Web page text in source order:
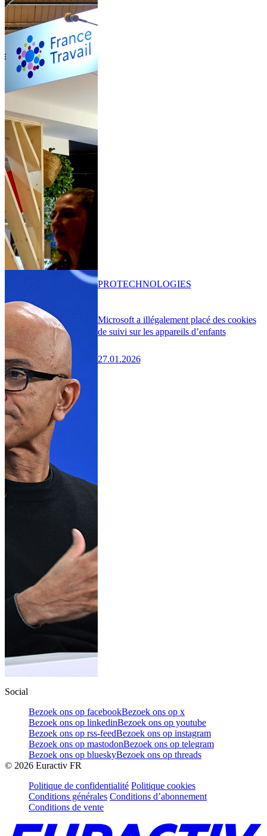
Microsoft a illégalement placé des cookies
de suivi sur les appareils d’enfants
27.01.2026
PROTECHNOLOGIES
Social
Bezoek ons op facebookBezoek ons op x
Bezoek ons op linkedinBezoek ons op youtube
Bezoek ons op rss-feedBezoek ons op instagram
Bezoek ons op mastodonBezoek ons op telegram
Bezoek ons op blueskyBezoek ons op threads
© 2026 Euractiv FR
Politique de confidentialité Politique cookies
Conditions générales Conditions d’abonnement
Conditions de vente